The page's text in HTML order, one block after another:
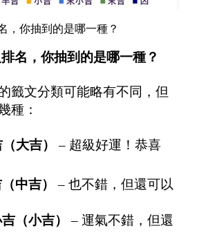
，你抽到的是哪一種？
名，你抽到的是哪一種？
籤文分類可能略有不同，但
種：
大吉）
– 超級好運！恭喜
中吉）
– 也不錯，但還可以
（小吉）
– 運氣不錯，但還